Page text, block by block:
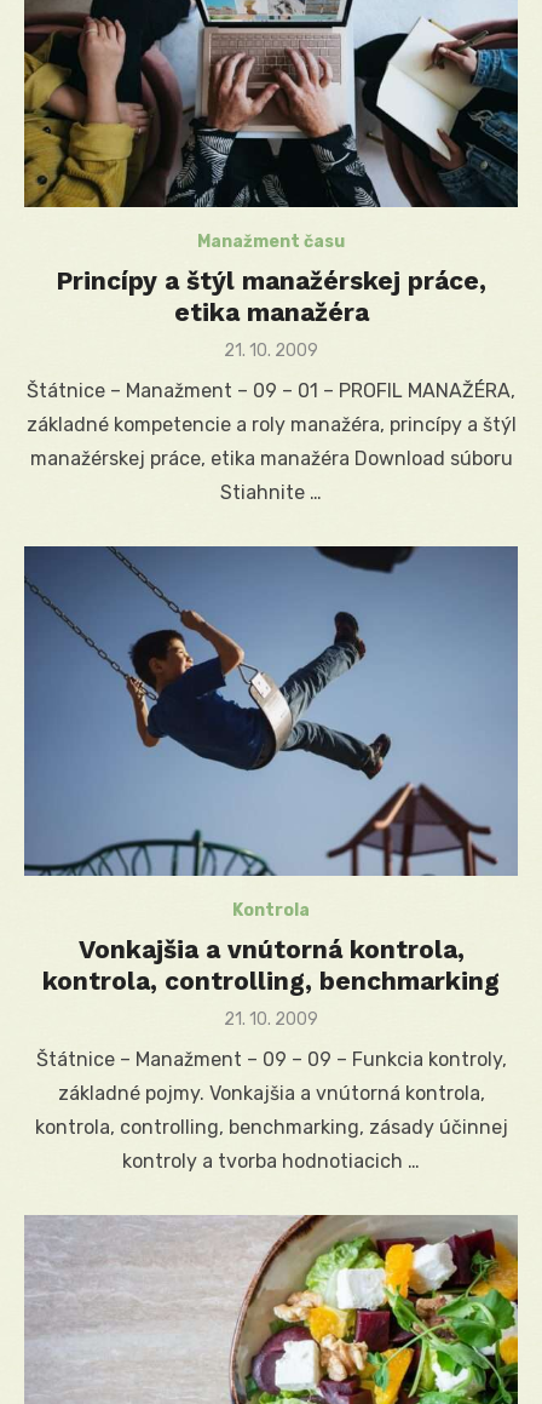
Manažment času
Princípy a štýl manažérskej práce,
etika manažéra
Posted
21. 10. 2009
Štátnice – Manažment – 09 – 01 – PROFIL MANAŽÉRA,
základné kompetencie a roly manažéra, princípy a štýl
manažérskej práce, etika manažéra Download súboru
Stiahnite …
Kontrola
Vonkajšia a vnútorná kontrola,
kontrola, controlling, benchmarking
Posted
21. 10. 2009
Štátnice – Manažment – 09 – 09 – Funkcia kontroly,
základné pojmy. Vonkajšia a vnútorná kontrola,
kontrola, controlling, benchmarking, zásady účinnej
kontroly a tvorba hodnotiacich …